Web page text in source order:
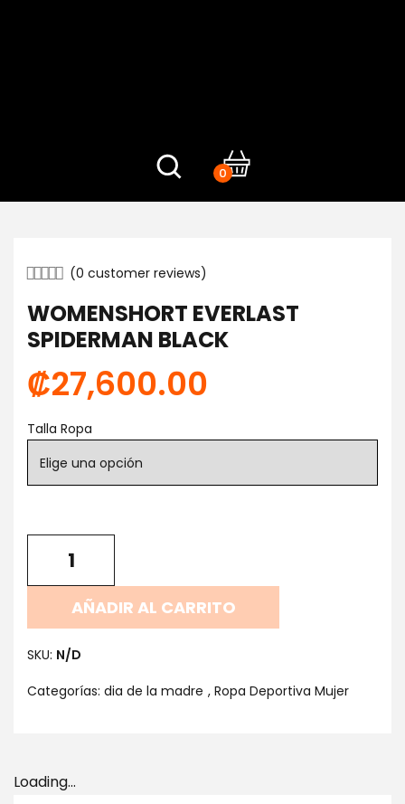
0
(0 customer reviews)
WOMENSHORT EVERLAST
SPIDERMAN BLACK
₡27,600.00
Talla Ropa
AÑADIR AL CARRITO
SKU: N/D
Categorías: dia de la madre , Ropa Deportiva Mujer
Loading...